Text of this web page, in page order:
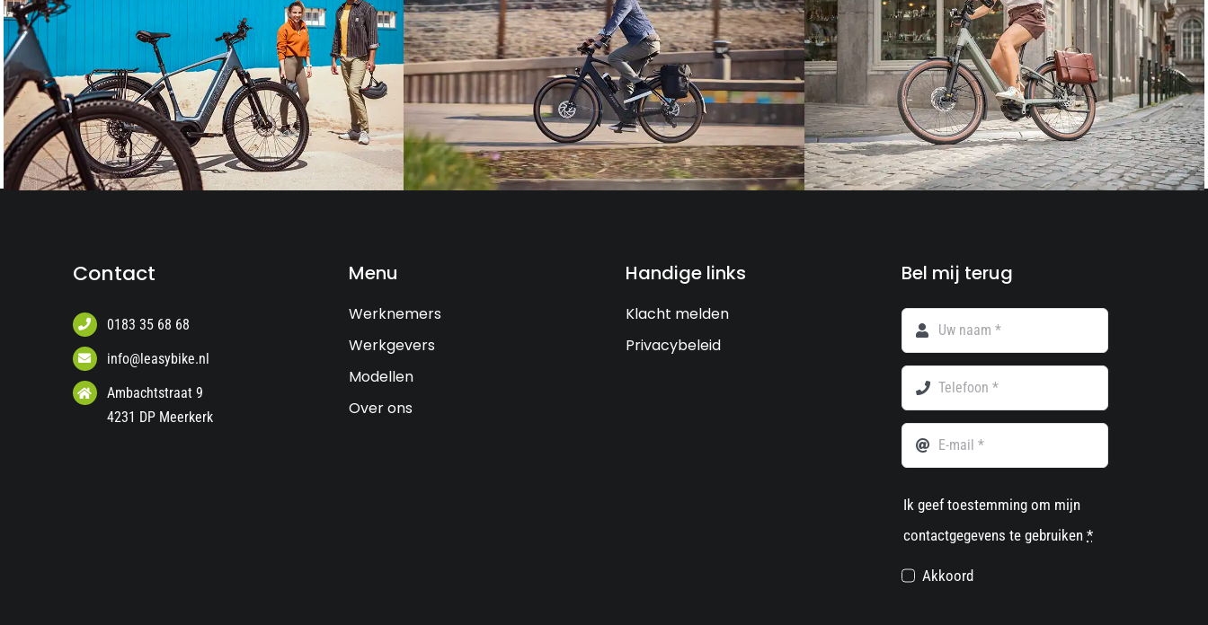
Contact
0183 35 68 68
info@leasybike.nl
Ambachtstraat 9
4231 DP Meerkerk
Menu
Werknemers
Werkgevers
Modellen
Over ons
Handige links
Klacht melden
Privacybeleid
Bel mij terug
Ik geef toestemming om mijn
contactgegevens te gebruiken*
Akkoord